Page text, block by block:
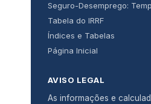
Seguro-Desemprego:
Tabela do IRRF
Índices e Tabelas
Página Inicial
AVISO LEGAL
As informações e